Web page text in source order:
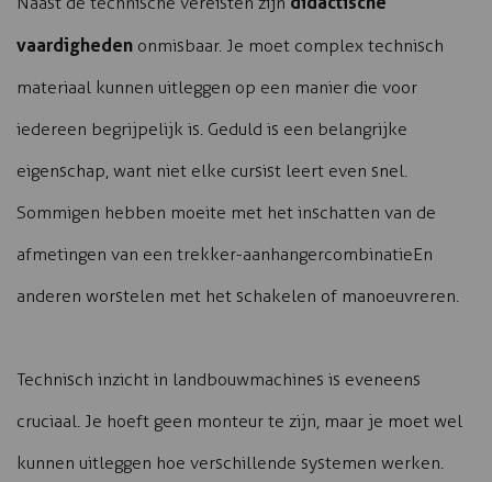
vaardigheden onmisbaar. Je moet complex technisch
materiaal kunnen uitleggen op een manier die voor
iedereen begrijpelijk is. Geduld is een belangrijke
eigenschap, want niet elke cursist leert even snel.
Sommigen hebben moeite met het inschatten van de
afmetingen van een trekker-aanhangercombinatieEn
anderen worstelen met het schakelen of manoeuvreren.
Technisch inzicht in landbouwmachines is eveneens
cruciaal. Je hoeft geen monteur te zijn, maar je moet wel
kunnen uitleggen hoe verschillende systemen werken.